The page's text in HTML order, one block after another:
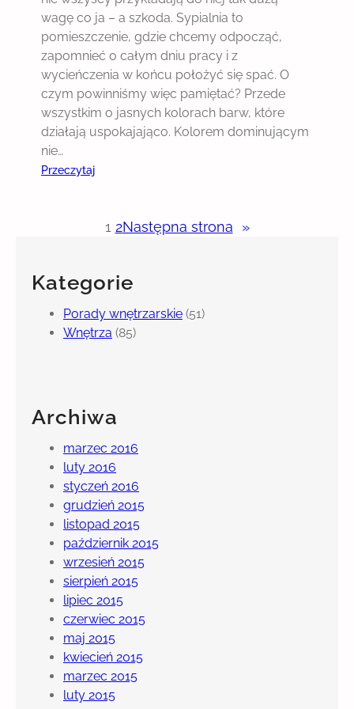
p
a
m
i
ę
t
a
ć
wagę co ja – a szkoda. Sypialnia to
pomieszczenie, gdzie chcemy odpocząć,
zapomnieć o całym dniu pracy i z
wycieńczenia w końcu położyć się spać. O
czym powinniśmy więc pamiętać? Przede
wszystkim o jasnych kolorach barw, które
działają uspokajająco. Kolorem dominującym
nie…
Przeczytaj:
a
m
a
c
e
n
i
e
–
j
a
k
ł
a
t
w
o
p
1 2Następna strona »
Kategorie
Porady wnętrzarskie (51)
Wnętrza (85)
Archiwa
marzec 2016
luty 2016
styczeń 2016
grudzień 2015
listopad 2015
październik 2015
wrzesień 2015
sierpień 2015
lipiec 2015
czerwiec 2015
maj 2015
kwiecień 2015
marzec 2015
luty 2015